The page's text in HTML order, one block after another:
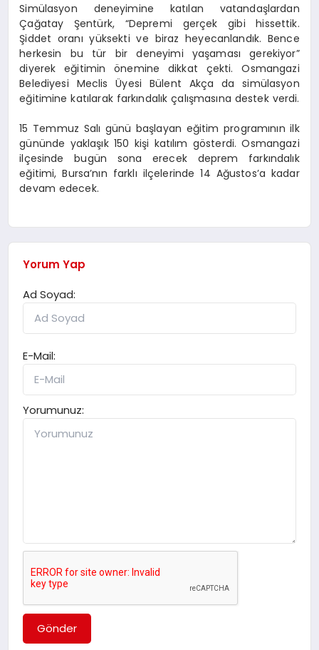
Simülasyon deneyimine katılan vatandaşlardan
Çağatay Şentürk, “Depremi gerçek gibi hissettik.
Şiddet oranı yüksekti ve biraz heyecanlandık. Bence
herkesin bu tür bir deneyimi yaşaması gerekiyor”
diyerek eğitimin önemine dikkat çekti. Osmangazi
Belediyesi Meclis Üyesi Bülent Akça da simülasyon
eğitimine katılarak farkındalık çalışmasına destek verdi.
15 Temmuz Salı günü başlayan eğitim programının ilk
gününde yaklaşık 150 kişi katılım gösterdi. Osmangazi
ilçesinde bugün sona erecek deprem farkındalık
eğitimi, Bursa’nın farklı ilçelerinde 14 Ağustos’a kadar
devam edecek.
Yorum Yap
Ad Soyad:
E-Mail:
Yorumunuz:
Gönder